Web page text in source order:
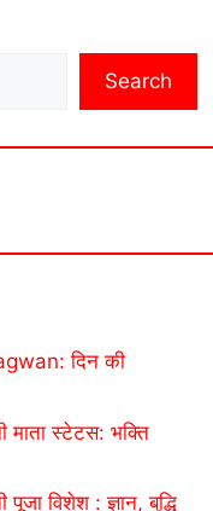
Search
दिन की
स्टेटस: भक्ति
विशेश : ज्ञान, बुद्धि